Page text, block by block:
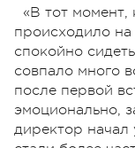
«В тот момент,
происходило
спокойно
совпало много
после первой
эмоционально,
директор начал